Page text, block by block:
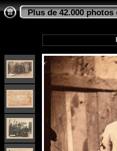
Plus de 42.000 photos